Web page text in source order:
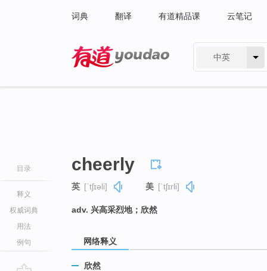
词典 翻译 有道精品课 云笔记
中英
目录
释义
权威词典
用法
例句
cheerly
英 [ˈtʃɪəli] 美 [ˈtʃɪrli]
adv. 兴高采烈地；欣然
网络释义
欣然